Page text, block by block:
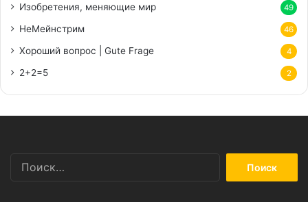
Изобретения, меняющие мир 49
НеМейнстрим 46
Хороший вопрос | Gute Frage 4
2+2=5 2